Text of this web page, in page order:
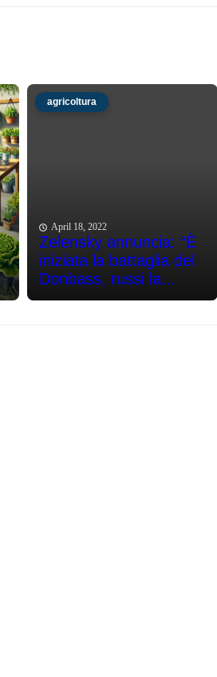
agricoltura
April 18, 2022
Zelensky annuncia: “È
iniziata la battaglia del
Donbass, russi la...